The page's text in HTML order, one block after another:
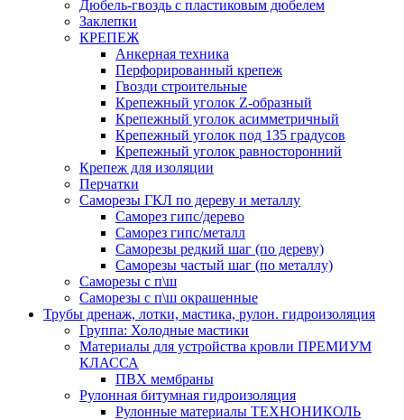
Дюбель-гвоздь с пластиковым дюбелем
Заклепки
КРЕПЕЖ
Анкерная техника
Перфорированный крепеж
Гвозди строительные
Крепежный уголок Z-образный
Крепежный уголок асимметричный
Крепежный уголок под 135 градусов
Крепежный уголок равносторонний
Крепеж для изоляции
Перчатки
Саморезы ГКЛ по дереву и металлу
Саморез гипс/дерево
Саморез гипс/металл
Саморезы редкий шаг (по дереву)
Саморезы частый шаг (по металлу)
Саморезы с п\ш
Саморезы с п\ш окрашенные
Трубы дренаж, лотки, мастика, рулон. гидроизоляция
Группа: Холодные мастики
Материалы для устройства кровли ПРЕМИУМ
КЛАССА
ПВХ мембраны
Рулонная битумная гидроизоляция
Рулонные материалы ТЕХНОНИКОЛЬ